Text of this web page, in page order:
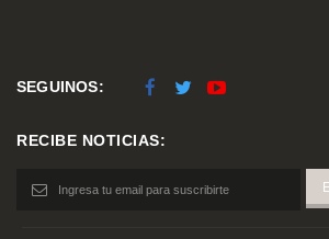
SEGUINOS:
RECIBE NOTICIAS: